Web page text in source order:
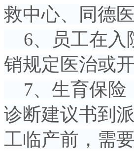
救中心、同德医
6、员工在入
销规定医治或开
7、生育保险
诊断建议书到
工临产前，需